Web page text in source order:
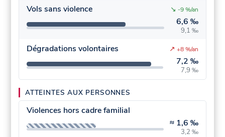
Vols sans violence
6,6 ‰
9,1 ‰
↘ -9 %/an
Dégradations volontaires
7,2 ‰
7,9 ‰
↗ +8 %/an
ATTEINTES AUX PERSONNES
Violences hors cadre familial
≈ 1,6 ‰
3,2 ‰